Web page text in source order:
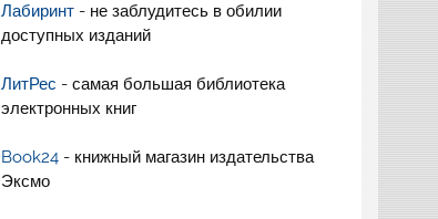
Лабиринт- не заблудитесь в обилии
доступных изданий
ЛитРес - самая большая библиотека
электронных книг
Book24- книжный магазин издательства
Эксмо